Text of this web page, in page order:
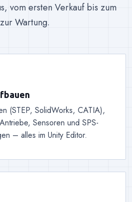
vom ersten Verkauf bis zum
Wartung.
(STEP, SolidWorks, CATIA),
Sensoren und SPS-
– alles im Unity Editor.